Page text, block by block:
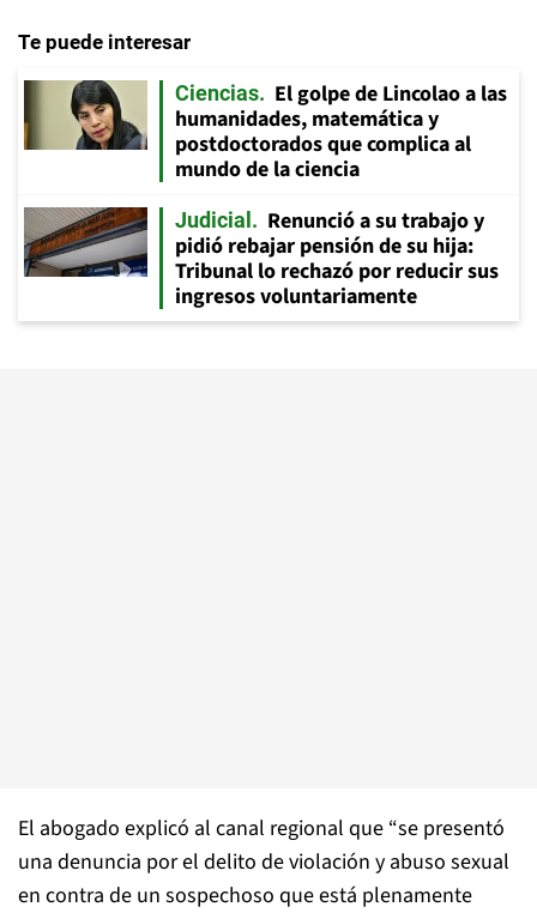
Te puede interesar
Ciencias
El golpe de Lincolao a las
humanidades, matemática y
postdoctorados que complica al
mundo de la ciencia
Judicial
Renunció a su trabajo y
pidió rebajar pensión de su hija:
Tribunal lo rechazó por reducir sus
ingresos voluntariamente
El abogado explicó al canal regional que “se presentó
una denuncia por el delito de violación y abuso sexual
en contra de un sospechoso que está plenamente